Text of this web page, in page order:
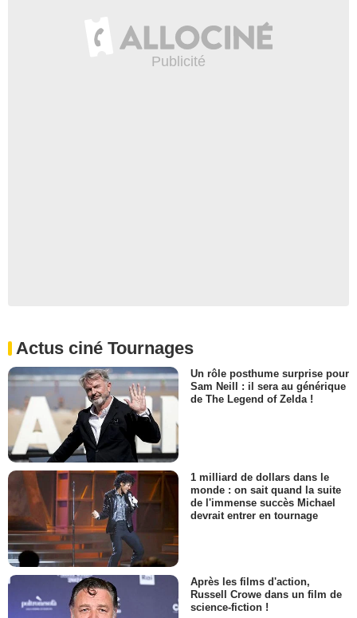
Actus ciné Tournages
Un rôle posthume surprise pour
Sam Neill : il sera au générique
de The Legend of Zelda !
1 milliard de dollars dans le
monde : on sait quand la suite
de l'immense succès Michael
devrait entrer en tournage
Après les films d'action,
Russell Crowe dans un film de
science-fiction !